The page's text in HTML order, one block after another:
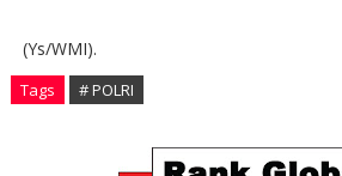
(Ys/WMI).
Tags # POLRI